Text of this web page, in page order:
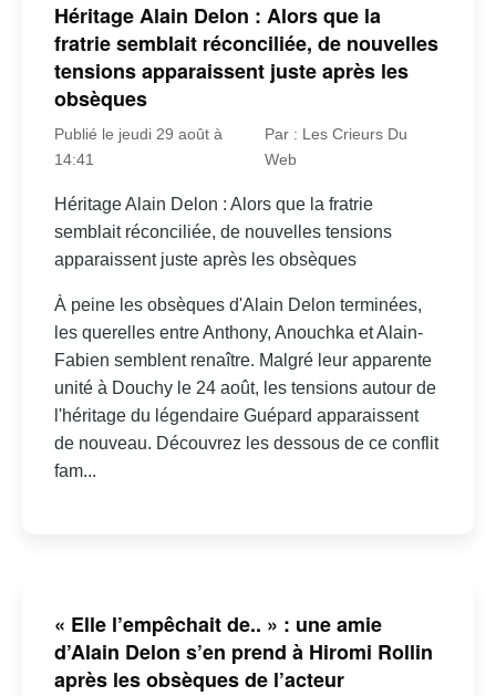
Héritage Alain Delon : Alors que la
fratrie semblait réconciliée, de nouvelles
tensions apparaissent juste après les
obsèques
Publié le jeudi 29 août à
14:41
Par : Les Crieurs Du
Web
Héritage Alain Delon : Alors que la fratrie
semblait réconciliée, de nouvelles tensions
apparaissent juste après les obsèques
À peine les obsèques d'Alain Delon terminées,
les querelles entre Anthony, Anouchka et Alain-
Fabien semblent renaître. Malgré leur apparente
unité à Douchy le 24 août, les tensions autour de
l'héritage du légendaire Guépard apparaissent
de nouveau. Découvrez les dessous de ce conflit
fam...
« Elle l’empêchait de.. » : une amie
d’Alain Delon s’en prend à Hiromi Rollin
après les obsèques de l’acteur